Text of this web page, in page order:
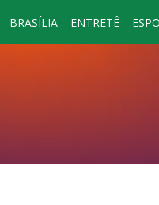
BRASÍLIA ENTRETÊ